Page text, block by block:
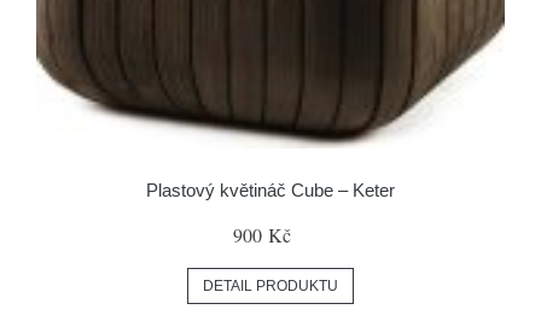
Plastový květináč Cube – Keter
900 Kč
DETAIL PRODUKTU